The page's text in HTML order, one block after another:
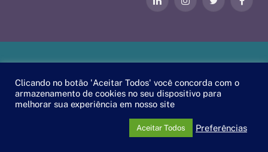
فيسبوكتويتر الانستغراملينكدإن
EscaEsco
.
Clicando no botão 'Aceitar Todos' você concorda com o
armazenamento de cookies no seu dispositivo para
melhorar sua experiência em nosso site
Preferências
Aceitar Todos
PT
EN